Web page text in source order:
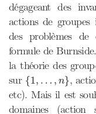
dégageant des
actions de groupes
des problèmes de
formule de
la théorie des
sur {1, … , n}
{1
,
etc). Mais il est
domaines (action